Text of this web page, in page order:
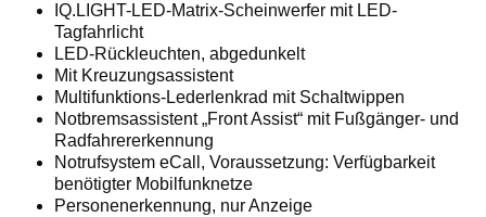
IQ.LIGHT-LED-Matrix-Scheinwerfer mit LED-
Tagfahrlicht
LED-Rückleuchten, abgedunkelt
Mit Kreuzungsassistent
Multifunktions-Lederlenkrad mit Schaltwippen
Notbremsassistent „Front Assist“ mit Fußgänger- und
Radfahrererkennung
Notrufsystem eCall, Voraussetzung: Verfügbarkeit
benötigter Mobilfunknetze
Personenerkennung, nur Anzeige